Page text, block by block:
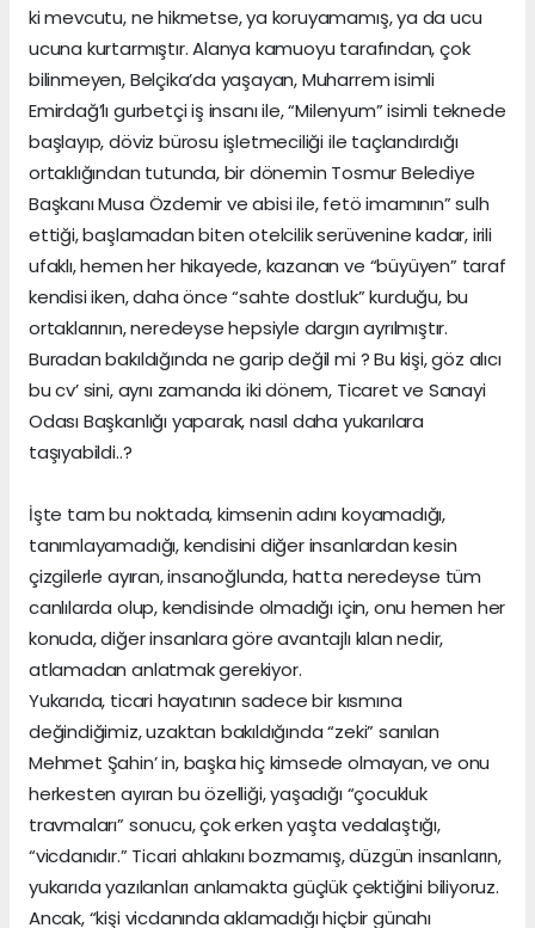
ki mevcutu, ne hikmetse, ya koruyamamış, ya da ucu
ucuna kurtarmıştır. Alanya kamuoyu tarafından, çok
bilinmeyen, Belçika’da yaşayan, Muharrem isimli
Emirdağ’lı gurbetçi iş insanı ile, “Milenyum” isimli teknede
başlayıp, döviz bürosu işletmeciliği ile taçlandırdığı
ortaklığından tutunda, bir dönemin Tosmur Belediye
Başkanı Musa Özdemir ve abisi ile, fetö imamının” sulh
ettiği, başlamadan biten otelcilik serüvenine kadar, irili
ufaklı, hemen her hikayede, kazanan ve “büyüyen” taraf
kendisi iken, daha önce “sahte dostluk” kurduğu, bu
ortaklarının, neredeyse hepsiyle dargın ayrılmıştır.
Buradan bakıldığında ne garip değil mi ? Bu kişi, göz alıcı
bu cv’ sini, aynı zamanda iki dönem, Ticaret ve Sanayi
Odası Başkanlığı yaparak, nasıl daha yukarılara
taşıyabildi..?
İşte tam bu noktada, kimsenin adını koyamadığı,
tanımlayamadığı, kendisini diğer insanlardan kesin
çizgilerle ayıran, insanoğlunda, hatta neredeyse tüm
canlılarda olup, kendisinde olmadığı için, onu hemen her
konuda, diğer insanlara göre avantajlı kılan nedir,
atlamadan anlatmak gerekiyor.
Yukarıda, ticari hayatının sadece bir kısmına
değindiğimiz, uzaktan bakıldığında “zeki” sanılan
Mehmet Şahin’ in, başka hiç kimsede olmayan, ve onu
herkesten ayıran bu özelliği, yaşadığı “çocukluk
travmaları” sonucu, çok erken yaşta vedalaştığı,
“vicdanıdır.” Ticari ahlakını bozmamış, düzgün insanların,
yukarıda yazılanları anlamakta güçlük çektiğini biliyoruz.
Ancak, “kişi vicdanında aklamadığı hiçbir günahı